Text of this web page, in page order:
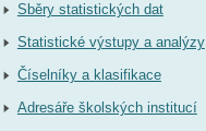
Sběry statistických dat
Statistické výstupy a analýzy
Číselníky a klasifikace
Adresáře školských institucí